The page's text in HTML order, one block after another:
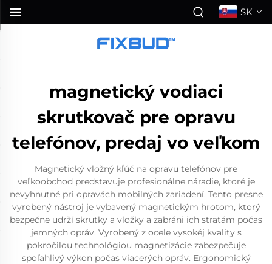
SK
magnetický vodiaci
skrutkovač pre opravu
telefónov, predaj vo veľkom
Magnetický vložný kľúč na opravu telefónov pre
veľkoobchod predstavuje profesionálne náradie, ktoré je
nevyhnutné pri opravách mobilných zariadení. Tento presne
vyrobený nástroj je vybavený magnetickým hrotom, ktorý
bezpečne udrží skrutky a vložky a zabráni ich stratám počas
jemných opráv. Vyrobený z ocele vysokéj kvality s
pokročilou technológiou magnetizácie zabezpečuje
spoľahlivý výkon počas viacerých opráv. Ergonomický